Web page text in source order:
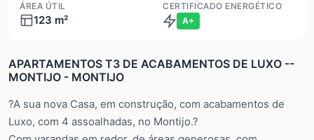
ÁREA ÚTIL
123 m²
CERTIFICADO ENERGÉTICO
A+
APARTAMENTOS T3 DE ACABAMENTOS DE LUXO --
MONTIJO - MONTIJO
?A sua nova Casa, em construção, com acabamentos de
Luxo, com 4 assoalhadas, no Montijo.?